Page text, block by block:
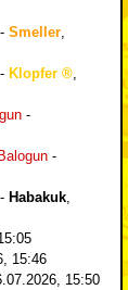
- Smeller
- Klopfer
-
-
- Habakuk
15:46
15:50